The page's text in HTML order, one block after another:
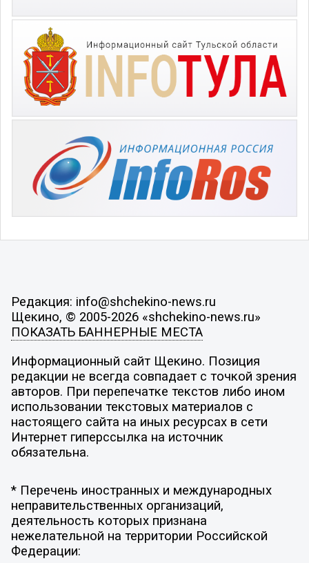
Редакция: info@shchekino-news.ru
Щекино, © 2005-2026 «shchekino-news.ru»
ПОКАЗАТЬ БАННЕРНЫЕ МЕСТА
Информационный сайт Щекино. Позиция
редакции не всегда совпадает с точкой зрения
авторов. При перепечатке текстов либо ином
использовании текстовых материалов с
настоящего сайта на иных ресурсах в сети
Интернет гиперссылка на источник
обязательна.
* Перечень иностранных и международных
неправительственных организаций,
деятельность которых признана
нежелательной на территории Российской
Федерации: